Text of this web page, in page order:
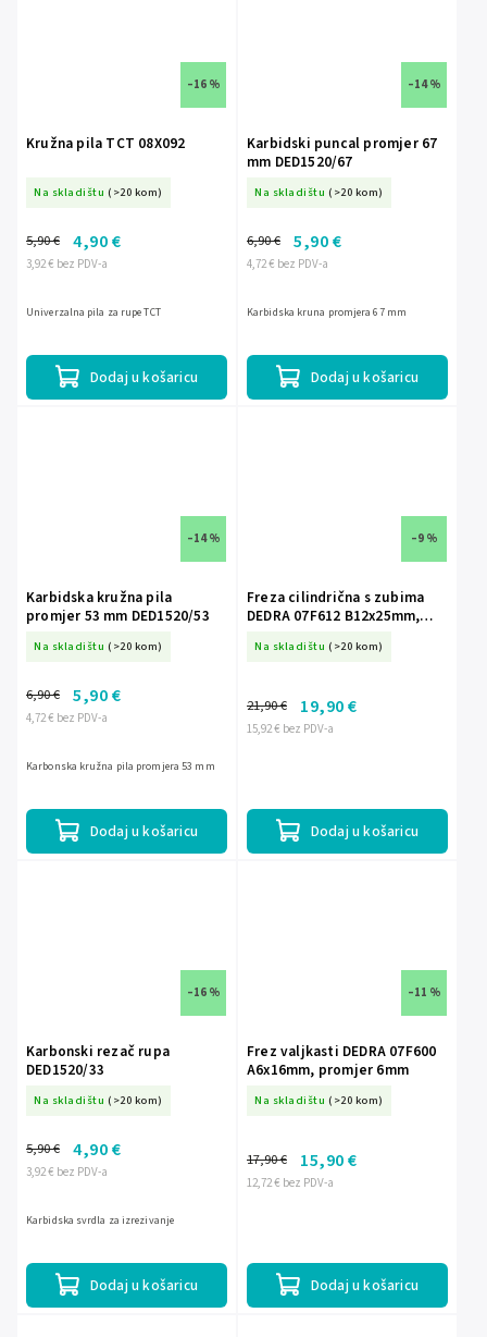
–16 %
Kružna pila TCT 08X092
Na skladištu (>20 kom)
3,92 € bez PDV-a
5,90 € 4,90 €
Dodaj u košaricu
Univerzalna pila za rupe TCT
–14 %
Karbidski puncal promjer 67
mm DED1520/67
Na skladištu (>20 kom)
4,72 € bez PDV-a
6,90 € 5,90 €
Dodaj u košaricu
Karbidska kruna promjera 67 mm
–14 %
Karbidska kružna pila
promjer 53 mm DED1520/53
Na skladištu (>20 kom)
4,72 € bez PDV-a
6,90 € 5,90 €
Dodaj u košaricu
Karbonska kružna pila promjera 53 mm
–9 %
Freza cilindrična s zubima
DEDRA 07F612 B12x25mm,
Na skladištu (>20 kom)
15,92 € bez PDV-a
21,90 € 19,90 €
Dodaj u košaricu
–16 %
Karbonski rezač rupa
DED1520/33
Na skladištu (>20 kom)
3,92 € bez PDV-a
5,90 € 4,90 €
Dodaj u košaricu
Karbidska svrdla za izrezivanje
–11 %
Frez valjkasti DEDRA 07F600
A6x16mm, promjer 6mm
Na skladištu (>20 kom)
12,72 € bez PDV-a
17,90 € 15,90 €
Dodaj u košaricu